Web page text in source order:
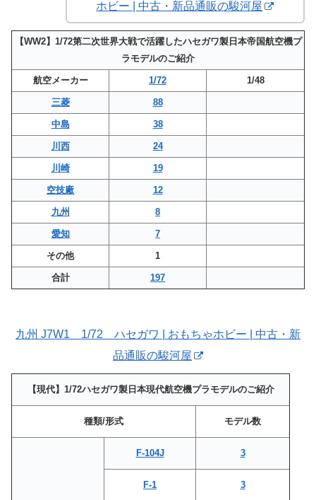
ホビー | 中古・新品通販の駿河屋
【WW2】1/72第二次世界大戦で活躍したハセガワ製日本帝国航空機プ
ラモデルのご紹介
航空メーカー 1/72 1/48
三菱 88
中島 38
川西 24
川崎 19
空技廠 12
九州 8
愛知 7
その他 1
合計 197
九州 J7W1 1/72 ハセガワ | おもちゃホビー | 中古・新
品通販の駿河屋
【現代】1/72ハセガワ製日本現代航空機プラモデルのご紹介
種類/形式 モデル数
F-104J 3
F-1 3